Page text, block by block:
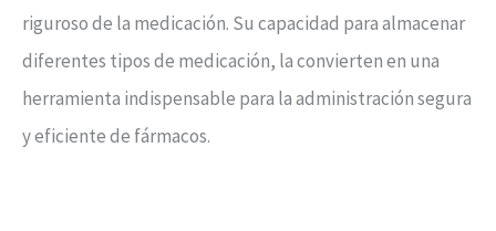
riguroso de la medicación. Su capacidad para almacenar
diferentes tipos de medicación, la convierten en una
herramienta indispensable para la administración segura
y eficiente de fármacos.